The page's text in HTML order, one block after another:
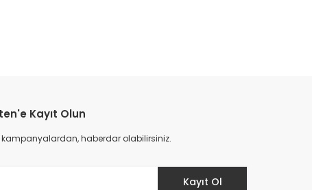
Kayıt Olun
kampanyalardan, haberdar olabilirsiniz.
Kayıt Ol